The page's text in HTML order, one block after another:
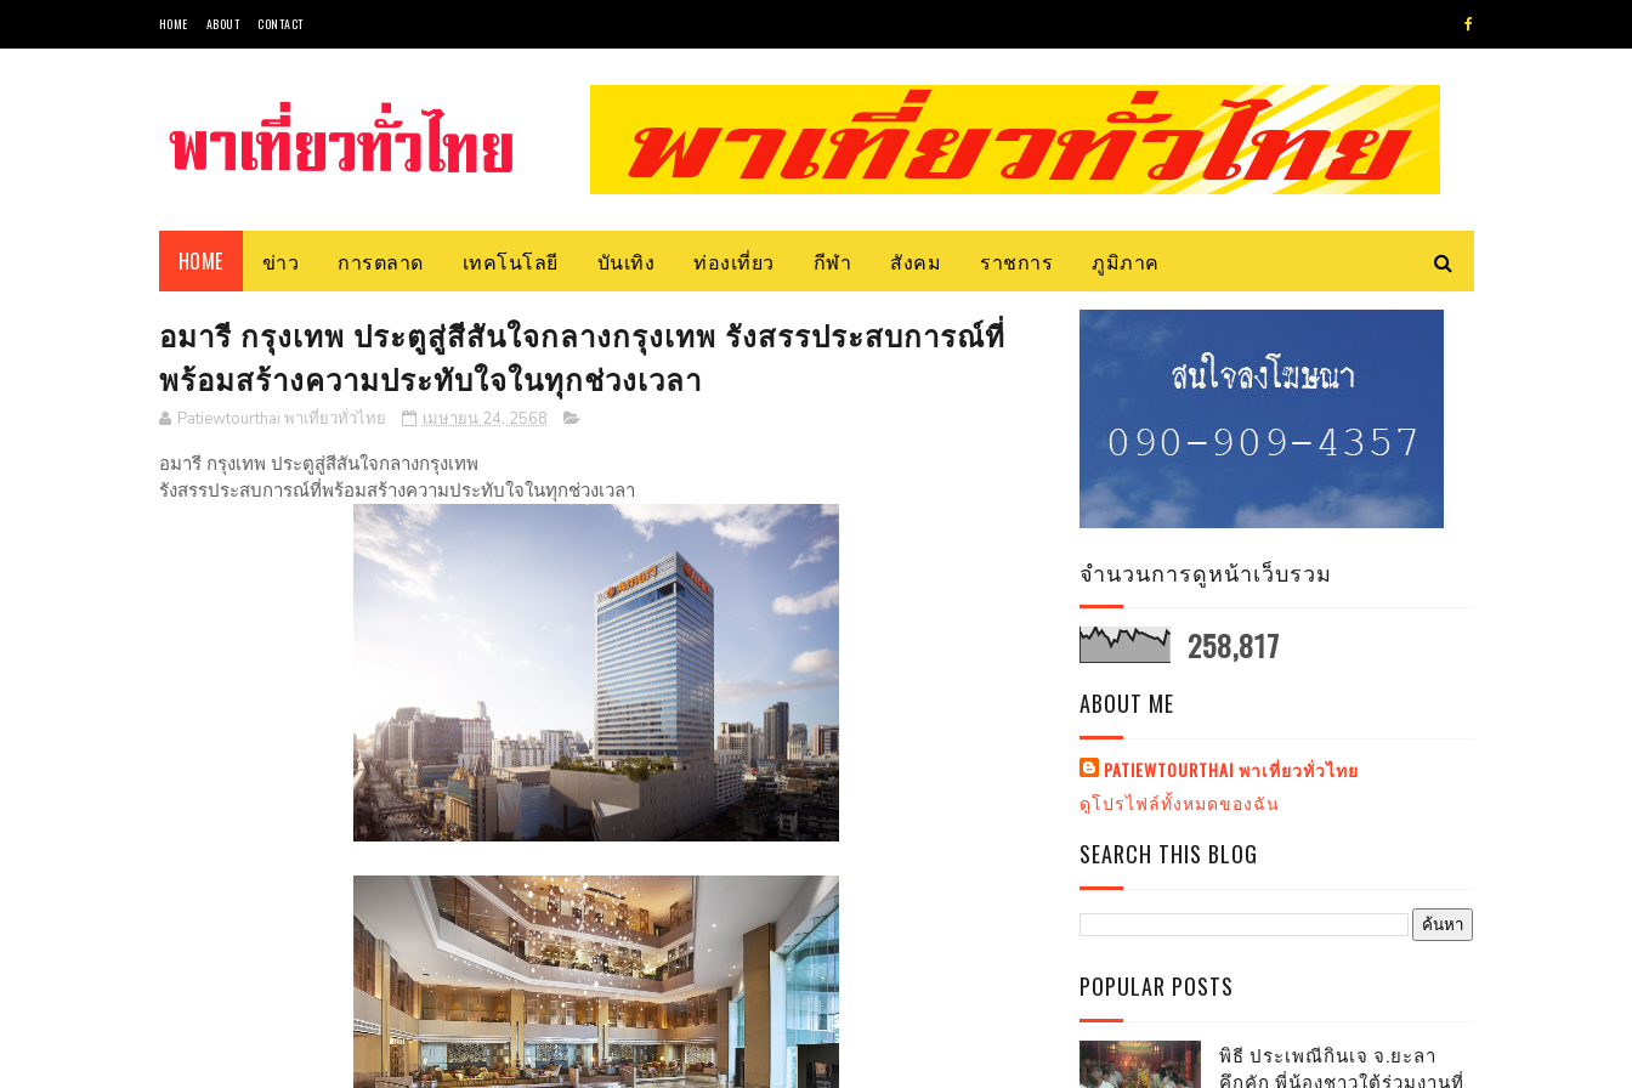
HOME ABOUT CONTACT
HOME ข่าว การตลาด เทคโนโลยี บันเทิง ท่องเที่ยว กีฬา สังคม ราชการ ภูมิภาค
อมารี กรุงเทพ ประตูสู่สีสันใจกลางกรุงเทพ รังสรรประสบการณ์ที่
พร้อมสร้างความประทับใจในทุกช่วงเวลา
Patiewtourthai พาเที่ยวทั่วไทย เมษายน 24, 2568
อมารี กรุงเทพ ประตูสู่สีสันใจกลางกรุงเทพ
รังสรรประสบการณ์ที่พร้อมสร้างความประทับใจในทุกช่วงเวลา
จำนวนการดูหน้าเว็บรวม
258,817
ABOUT ME
PATIEWTOURTHAI พาเที่ยวทั่วไทย
ดูโปรไฟล์ทั้งหมดของฉัน
SEARCH THIS BLOG
POPULAR POSTS
พิธี ประเพณีกินเจ จ.ยะลา
คึกคัก พี่น้องชาวใต้ร่วมงานที่